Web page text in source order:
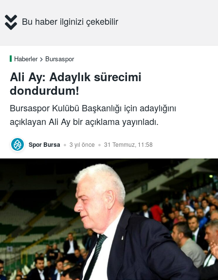
Bu haber ilginizi çekebilir
Haberler Bursaspor
Ali Ay: Adaylık sürecimi
dondurdum!
Bursaspor Kulübü Başkanlığı için adaylığını
açıklayan Ali Ay bir açıklama yayınladı.
Spor Bursa 3 yıl önce 31 Temmuz, 11:58